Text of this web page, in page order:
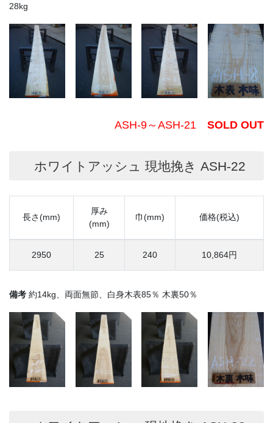
28kg
ASH-9～ASH-21 SOLD OUT
ホワイトアッシュ 現地挽き ASH-22
長さ(mm)
厚み
(mm)
巾(mm) 価格(税込)
2950 25 240 10,864円
備考 約14kg、両面無節、白身木表85％ 木裏50％